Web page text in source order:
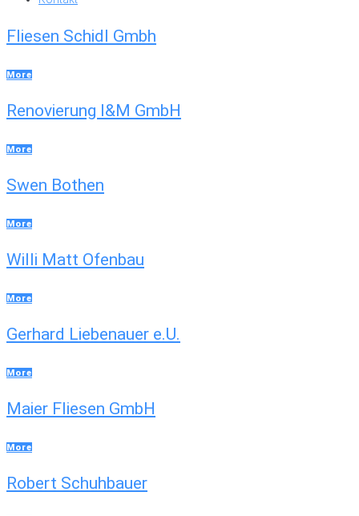
Fliesen Schidl Gmbh
More
Renovierung I&M GmbH
More
Swen Bothen
More
Willi Matt Ofenbau
More
Gerhard Liebenauer e.U.
More
Maier Fliesen GmbH
More
Robert Schuhbauer